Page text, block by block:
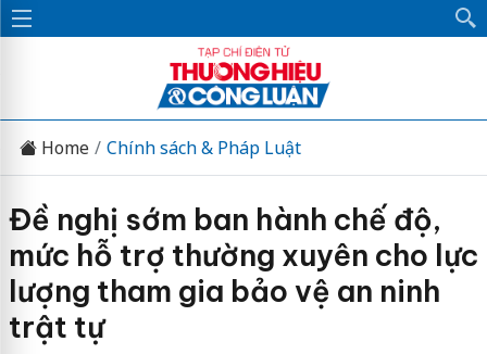
Home Chính sách & Pháp Luật
Đề nghị sớm ban hành chế độ,
mức hỗ trợ thường xuyên cho lực
lượng tham gia bảo vệ an ninh
trật tự